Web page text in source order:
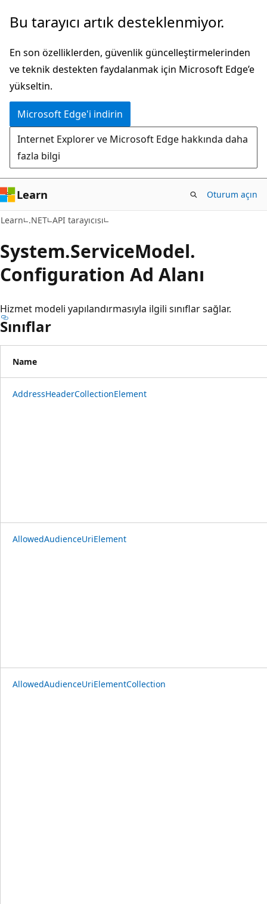
Ana
atla
Sayfa
gezintiye
atla
Bu tarayıcı artık desteklenmiyor.
En son özelliklerden, güvenlik güncelleştirmelerinden
ve teknik destekten faydalanmak için Microsoft Edge’e
yükseltin.
Microsoft Edge'i indirin
Internet Explorer ve Microsoft Edge hakkında daha
fazla bilgi
Learn Oturum açın
Learn .NET API tarayıcısı
System.ServiceModel.
Configuration Ad Alanı
Hizmet modeli yapılandırmasıyla ilgili sınıflar sağlar.
Sınıflar
Name
AddressHeaderCollectionElement
AllowedAudienceUriElement
AllowedAudienceUriElementCollection